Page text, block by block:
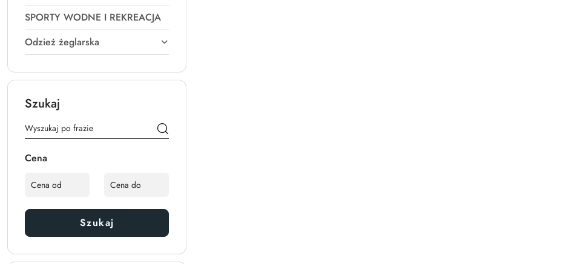
SPORTY WODNE I REKREACJA
Odzież żeglarska
Szukaj
Cena
Szukaj